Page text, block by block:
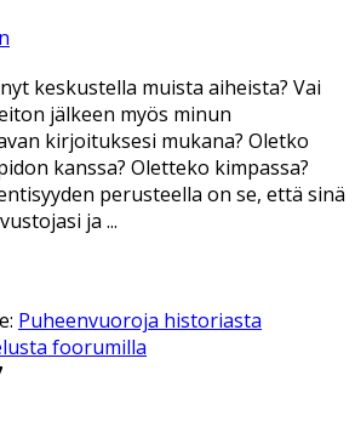
keskustella muista aiheista? Vai
jälkeen myös minun
kirjoituksesi mukana? Oletko
kanssa? Oletteko kimpassa?
perusteella on se, että sinä
ja ...
Puheenvuoroja historiasta
foorumilla